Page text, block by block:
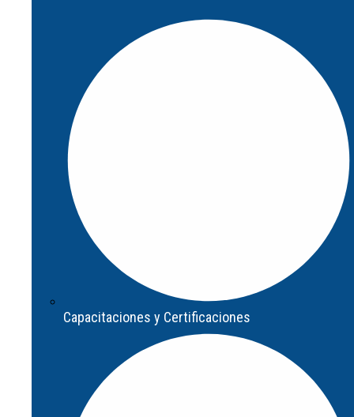
Capacitaciones y Certificaciones
Capacitaciones y Certificaciones